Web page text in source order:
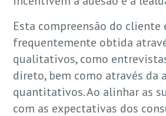
Esta compreensão do cliente
frequentemente obtida
qualitativos, como
direto, bem como através da
quantitativos. Ao alinhar as
com as expectativas dos